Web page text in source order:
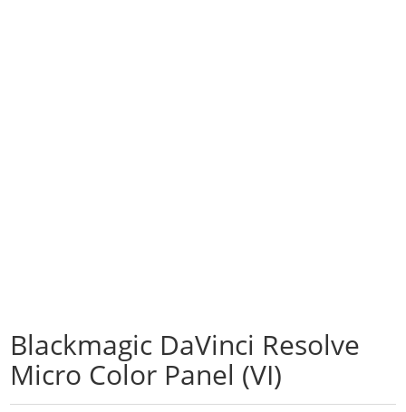
Blackmagic DaVinci Resolve
Micro Color Panel (VI)